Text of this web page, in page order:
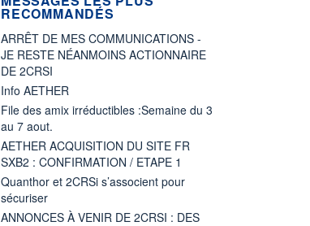
RECOMMANDÉS
ARRÊT DE MES COMMUNICATIONS -
JE RESTE NÉANMOINS ACTIONNAIRE
DE 2CRSI
Info AETHER
File des amix irréductibles :Semaine du 3
au 7 aout.
AETHER ACQUISITION DU SITE FR
SXB2 : CONFIRMATION / ETAPE 1
Quanthor et 2CRSi s’associent pour
sécuriser
ANNONCES À VENIR DE 2CRSI : DES